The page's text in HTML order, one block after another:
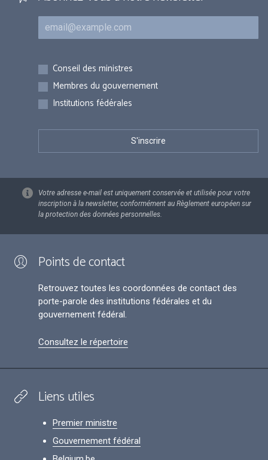
Courriel
Inscriptions
Conseil des ministres
Membres du gouvernement
Institutions fédérales
Votre adresse e-mail est uniquement conservée et utilisée pour votre
inscription à la newsletter, conformément au Règlement européen sur
la protection des données personnelles.
Points de contact
Retrouvez toutes les coordonnées de contact des
porte-parole des institutions fédérales et du
gouvernement fédéral.
Consultez le répertoire
Liens utiles
Premier ministre
Gouvernement fédéral